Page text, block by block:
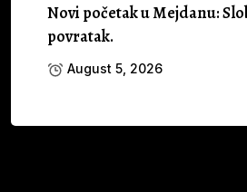
Novi početak u Mejdanu:
povratak.
August 5, 2026